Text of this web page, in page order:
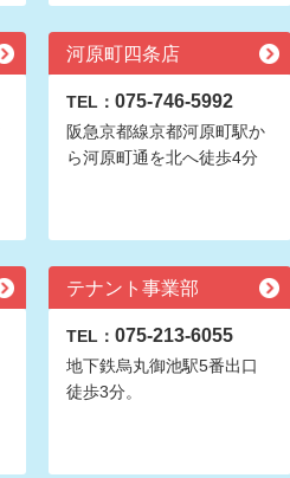
河原町四条店
TEL： 075-746-5992
阪急京都線京都河原町駅か
ら河原町通を北へ徒歩4分
テナント事業部
TEL： 075-213-6055
地下鉄烏丸御池駅5番出口
徒歩3分。